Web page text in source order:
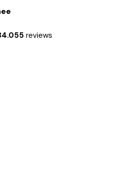
reviews